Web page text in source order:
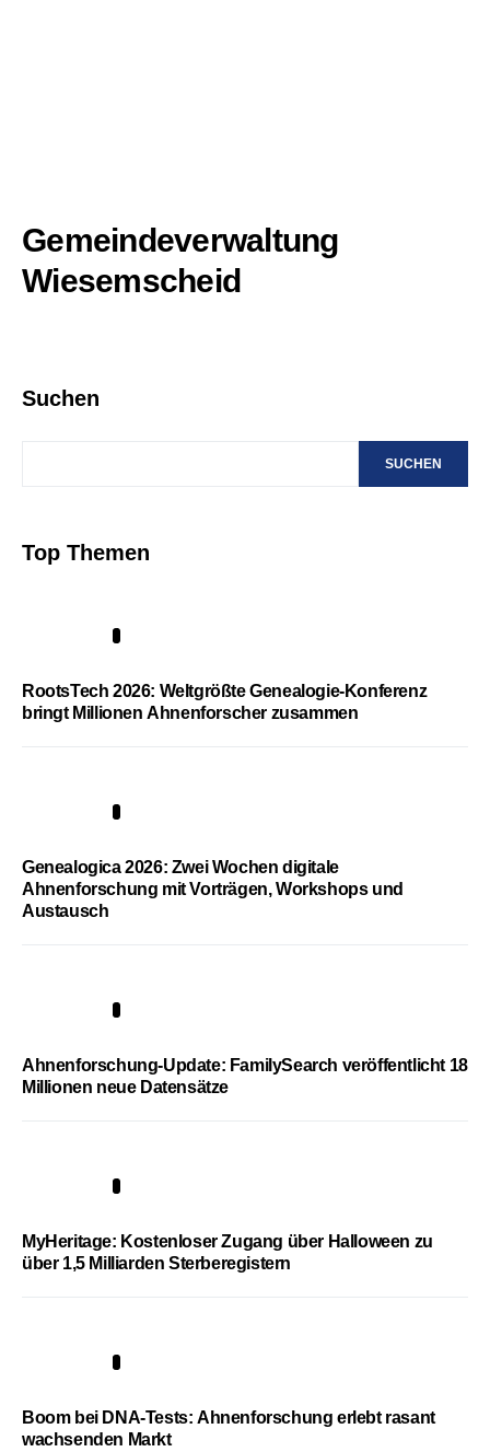
Gemeindeverwaltung
Wiesemscheid
Suchen
SUCHEN
Top Themen
RootsTech 2026: Weltgrößte Genealogie-Konferenz
bringt Millionen Ahnenforscher zusammen
Genealogica 2026: Zwei Wochen digitale
Ahnenforschung mit Vorträgen, Workshops und
Austausch
Ahnenforschung-Update: FamilySearch veröffentlicht 18
Millionen neue Datensätze
MyHeritage: Kostenloser Zugang über Halloween zu
über 1,5 Milliarden Sterberegistern
Boom bei DNA-Tests: Ahnenforschung erlebt rasant
wachsenden Markt